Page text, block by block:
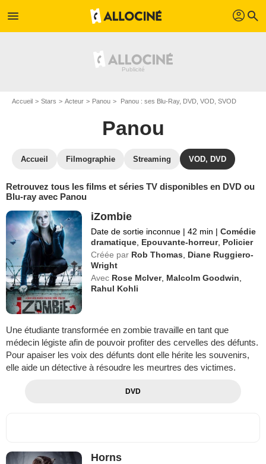
menu profil search
Accueil Stars Acteur Panou Panou : ses Blu-Ray, DVD, VOD, SVOD
Panou
Accueil Filmographie Streaming VOD, DVD
Retrouvez tous les films et séries TV disponibles en DVD ou
Blu-ray avec Panou
iZombie
Date de sortie inconnue | 42 min | Comédie
dramatique Epouvante-horreur, Policier
Créée par Rob Thomas
Diane Ruggiero-
Wright
Avec Rose McIver, Malcolm Goodwin
Rahul Kohli
Une étudiante transformée en zombie travaille en tant que
médecin légiste afin de pouvoir profiter des cervelles des défunts.
Pour apaiser les voix des défunts dont elle hérite les souvenirs,
elle aide un détective à résoudre les meurtres des victimes.
DVD
Horns